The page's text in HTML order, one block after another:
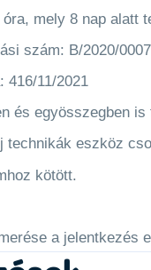
mely 8 nap alatt
szám: B/2020/
416/11/2021
és egyösszegben
technikák eszköz
kötött.
a jelentkezés